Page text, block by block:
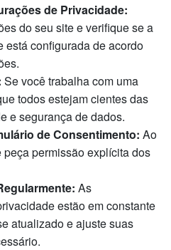
de Privacidade:
do seu site e verifique se a
está configurada de acordo
Se você trabalha com uma
todos estejam cientes das
e segurança de dados.
de Consentimento: Ao
permissão explícita dos
As
estão em constante
atualizado e ajuste suas